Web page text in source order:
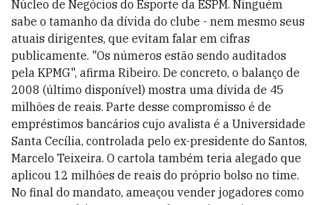
Núcleo de Negócios do Esporte da ESPM. Ninguém
sabe o tamanho da dívida do clube - nem mesmo seus
atuais dirigentes, que evitam falar em cifras
publicamente. "Os números estão sendo auditados
pela KPMG", afirma Ribeiro. De concreto, o balanço de
2008 (último disponível) mostra uma dívida de 45
milhões de reais. Parte desse compromisso é de
empréstimos bancários cujo avalista é a Universidade
Santa Cecília, controlada pelo ex-presidente do Santos,
Marcelo Teixeira. O cartola também teria alegado que
aplicou 12 milhões de reais do próprio bolso no time.
No final do mandato, ameaçou vender jogadores como